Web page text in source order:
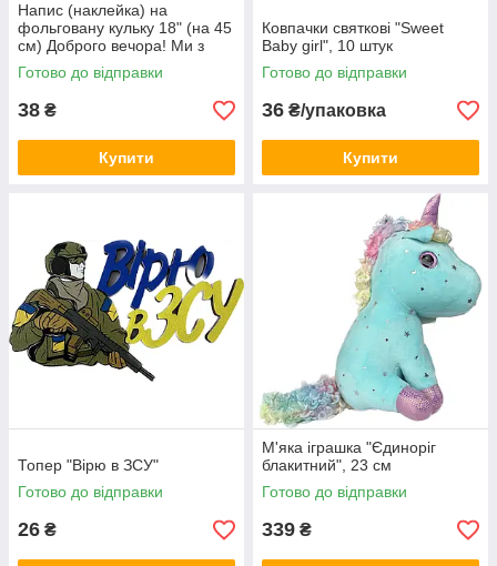
Напис (наклейка) на
фольговану кульку 18" (на 45
см) Доброго вечора! Ми з
України! (будь-який колір)
Готово до відправки
38 ₴
Купити
Ковпачки святкові "Sweet
Baby girl", 10 штук
Готово до відправки
36 ₴/упаковка
Купити
Топер "Вірю в ЗСУ"
Готово до відправки
26 ₴
М'яка іграшка "Єдиноріг
блакитний", 23 см
Готово до відправки
339 ₴